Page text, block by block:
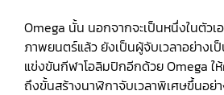
Omega นั้น นอกจากจะเป็นหนึ่งในตัวเ
ภาพยนตร์แล้ว ยังเป็นผู้จับเวลาอย่างเ
แข่งขันกีฬาโอลิมปิกอีกด้วย Omega
ถึงขั้นสร้างนาฬิกาจับเวลาพิเศษขึ้นอย่า